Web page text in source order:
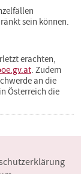
sein können.
erachten,
. Zudem
an die
Österreich die